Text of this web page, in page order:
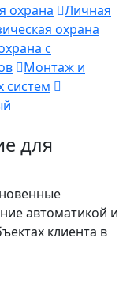
охрана
Личная
охрана
с
Монтаж и
систем
для
автоматикой и
клиента в